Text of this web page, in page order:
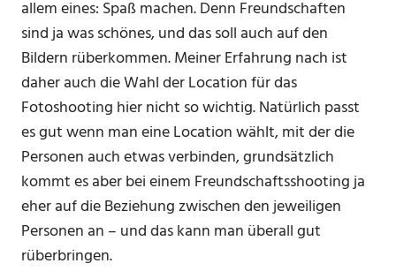
allem eines: Spaß machen. Denn Freundschaften
sind ja was schönes, und das soll auch auf den
Bildern rüberkommen. Meiner Erfahrung nach ist
daher auch die Wahl der Location für das
Fotoshooting hier nicht so wichtig. Natürlich passt
es gut wenn man eine Location wählt, mit der die
Personen auch etwas verbinden, grundsätzlich
kommt es aber bei einem Freundschaftsshooting ja
eher auf die Beziehung zwischen den jeweiligen
Personen an – und das kann man überall gut
rüberbringen.